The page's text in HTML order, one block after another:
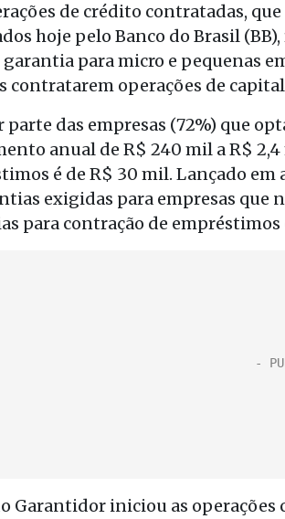
de crédito contratadas,
hoje pelo Banco do Brasil
garantia para micro e pequenas
contratarem operações de
parte das empresas (72%) que
anual de R$ 240 mil a R$
é de R$ 30 mil. Lançado em
exigidas para empresas
para contração de
Garantidor iniciou as operações